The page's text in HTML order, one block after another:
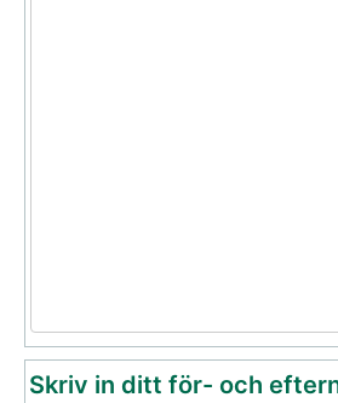
Skriv in ditt för- och